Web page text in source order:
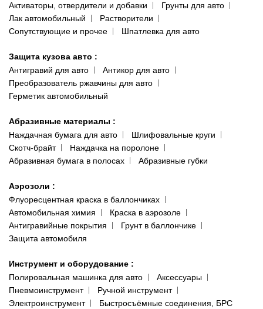
Активаторы, отвердители и добавки
Грунты для авто
Лак автомобильный
Растворители
Сопутствующие и прочее
Шпатлевка для авто
Защита кузова авто :
Антигравий для авто
Антикор для авто
Преобразователь ржавчины для авто
Герметик автомобильный
Абразивные материалы :
Наждачная бумага для авто
Шлифовальные круги
Скотч-брайт
Наждачка на поролоне
Абразивная бумага в полосах
Абразивные губки
Аэрозоли :
Флуоресцентная краска в баллончиках
Автомобильная химия
Краска в аэрозоле
Антигравийные покрытия
Грунт в баллончике
Защита автомобиля
Инструмент и оборудование :
Полировальная машинка для авто
Аксессуары
Пневмоинструмент
Ручной инструмент
Электроинструмент
Быстросъёмные соединения, БРС